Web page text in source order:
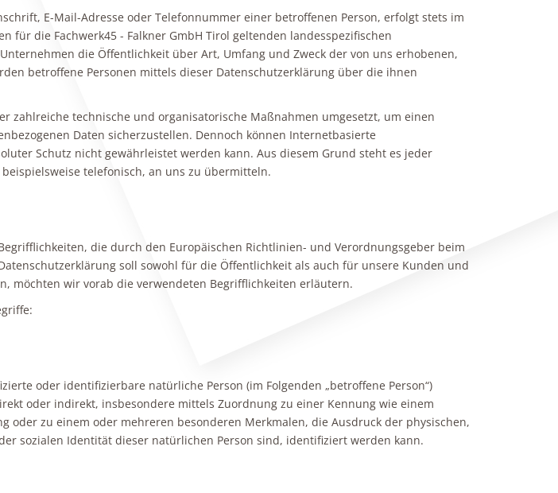
E-Mail-Adresse oder Telefonnummer einer betroffenen Person, erfolgt stets im
die Fachwerk45 - Falkner GmbH Tirol geltenden landesspezifischen
die Öffentlichkeit über Art, Umfang und Zweck der von uns erhobenen,
betroffene Personen mittels dieser Datenschutzerklärung über die ihnen
zahlreiche technische und organisatorische Maßnahmen umgesetzt, um einen
Daten sicherzustellen. Dennoch können Internetbasierte
Schutz nicht gewährleistet werden kann. Aus diesem Grund steht es jeder
telefonisch, an uns zu übermitteln.
die durch den Europäischen Richtlinien- und Verordnungsgeber beim
soll sowohl für die Öffentlichkeit als auch für unsere Kunden und
möchten wir vorab die verwendeten Begrifflichkeiten erläutern.
oder identifizierbare natürliche Person (im Folgenden „betroffene Person“)
oder indirekt, insbesondere mittels Zuordnung zu einer Kennung wie einem
oder zu einem oder mehreren besonderen Merkmalen, die Ausdruck der physischen,
sozialen Identität dieser natürlichen Person sind, identifiziert werden kann.